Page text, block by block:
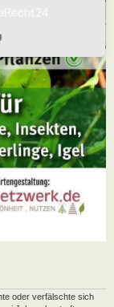
oder verfälschte sich